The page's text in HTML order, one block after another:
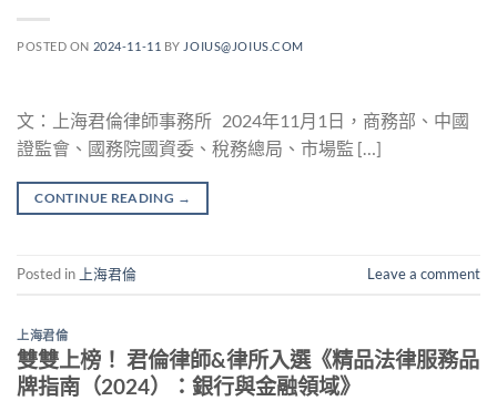
POSTED ON 2024-11-11 BY JOIUS@JOIUS.COM
文：上海君倫律師事務所 2024年11月1日，商務部、中國
證監會、國務院國資委、稅務總局、市場監 […]
CONTINUE READING →
Posted in 上海君倫 Leave a comment
上海君倫
雙雙上榜！ 君倫律師&律所入選《精品法律服務品
牌指南（2024）：銀行與金融領域》